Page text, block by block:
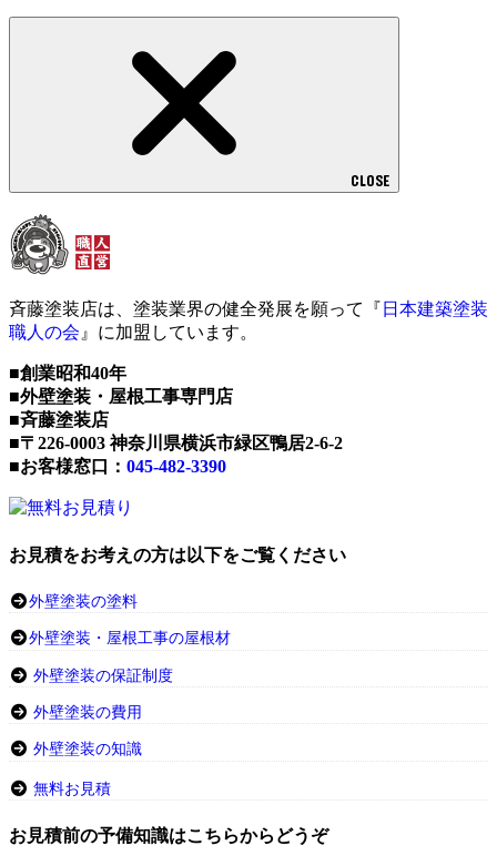
CLOSE
斉藤塗装店は、塗装業界の健全発展を願って『 日本建築塗装
職人の会 』に加盟しています。
■創業昭和40年
■外壁塗装・屋根工事専門店
■斉藤塗装店
■〒226-0003 神奈川県横浜市緑区鴨居2-6-2
■お客様窓口： 045-482-3390
お見積をお考えの方は以下をご覧ください
外壁塗装の塗料
外壁塗装・屋根工事の屋根材
外壁塗装の保証制度
外壁塗装の費用
外壁塗装の知識
無料お見積
お見積前の予備知識はこちらからどうぞ